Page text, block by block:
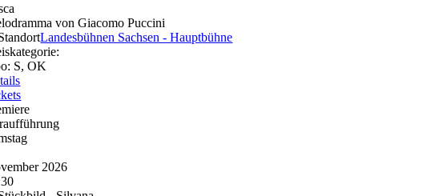
von Giacomo Puccini
Landesbühnen Sachsen - Hauptbühne
S, OK
2026